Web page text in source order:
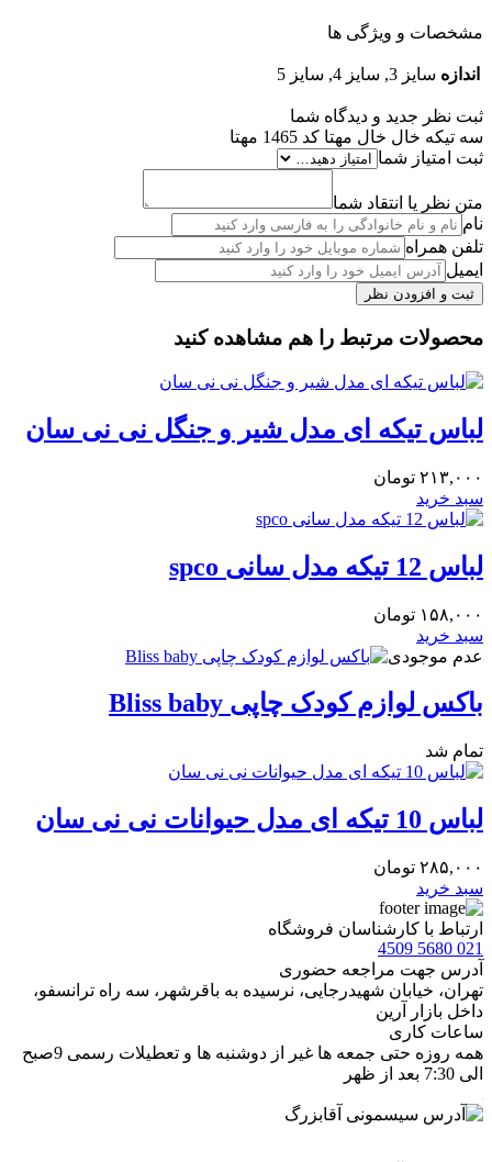
مشخصات و ویژگی ها
اندازه سایز 3, سایز 4, سایز 5
ثبت نظر جدید و دیدگاه شما
سه تیکه خال خال مهتا کد 1465 مهتا
ثبت امتیاز شما
متن نظر یا انتقاد شما
نام
تلفن همراه
ایمیل
محصولات مرتبط را هم مشاهده کنید
لباس تیکه ای مدل شیر و جنگل نی نی سان
۲۱۳,۰۰۰ تومان
سبد خرید
لباس 12 تیکه مدل سانی spco
۱۵۸,۰۰۰ تومان
سبد خرید
عدم موجودی
باکس لوازم کودک چاپی Bliss baby
تمام شد
لباس 10 تیکه ای مدل حیوانات نی نی سان
۲۸۵,۰۰۰ تومان
سبد خرید
ارتباط با کارشناسان فروشگاه
021 5680 4509
آدرس جهت مراجعه حضوری
تهران، خيابان شهيدرجايى، نرسیده به باقرشهر، سه راه ترانسفو،
داخل بازار آرین
ساعات کاری
همه روزه حتی جمعه ها غیر از دوشنبه ها و تعطیلات رسمی 9صبح
الی 7:30 بعد از ظهر